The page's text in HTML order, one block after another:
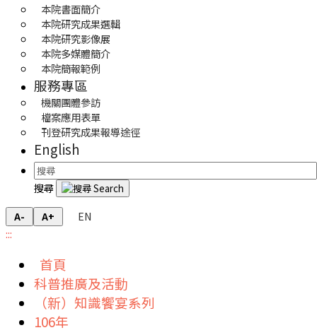
本院書面簡介
本院研究成果選輯
本院研究影像展
本院多媒體簡介
本院簡報範例
服務專區
機關團體參訪
檔案應用表單
刊登研究成果報導途徑
English
搜尋
A- A+
EN
:::
首頁
科普推廣及活動
（新）知識饗宴系列
106年